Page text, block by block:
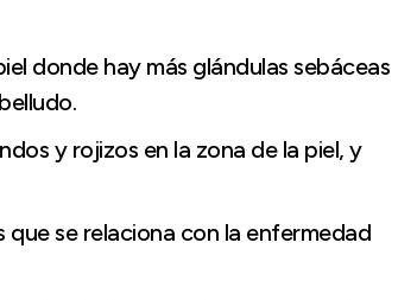
donde hay más glándulas sebáceas
y rojizos en la zona de la piel, y
que se relaciona con la enfermedad